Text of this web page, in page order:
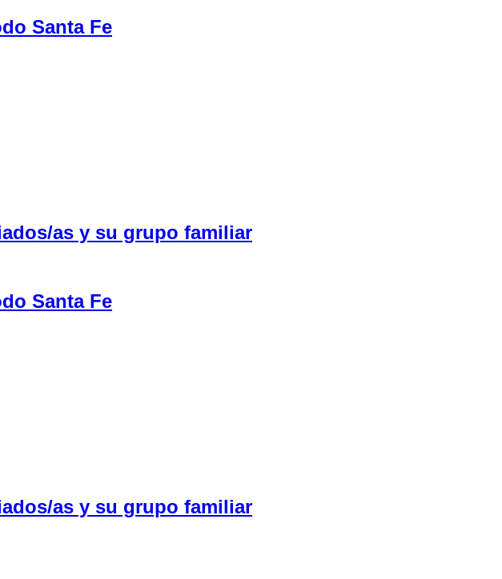
Santa Fe
as y su grupo familiar
Santa Fe
as y su grupo familiar